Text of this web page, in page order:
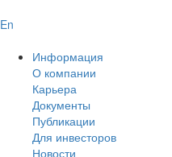
En
Информация
О компании
Карьера
Документы
Публикации
Для инвесторов
Новости